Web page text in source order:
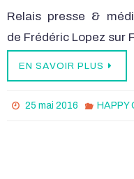
Relais presse &
de Frédéric Lopez sur
EN SAVOIR PLUS
25 mai 2016 HAPPY